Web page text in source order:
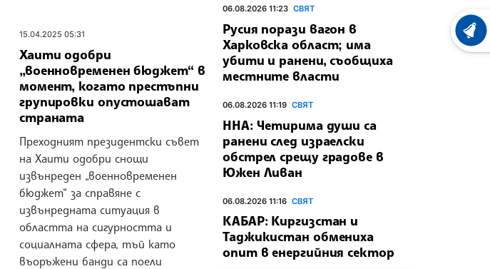
15.04.2025 05:31
Хаити одобри
„военновременен бюджет“ в
момент, когато престъпни
групировки опустошават
страната
Преходният президентски съвет
на Хаити одобри снощи
извънреден „военновременен
бюджет“ за справяне с
извънредната ситуация в
областта на сигурността и
социалната сфера, тъй като
въоръжени банди са поели
06.08.2026 11:23 СВЯТ
Русия порази вагон в
Харковска област; има
убити и ранени, съобщиха
местните власти
06.08.2026 11:19 СВЯТ
ННА: Четирима души са
ранени след израелски
обстрел срещу градове в
Южен Ливан
06.08.2026 11:16 СВЯТ
КАБАР: Киргизстан и
Таджикистан обмениха
опит в енергийния сектор